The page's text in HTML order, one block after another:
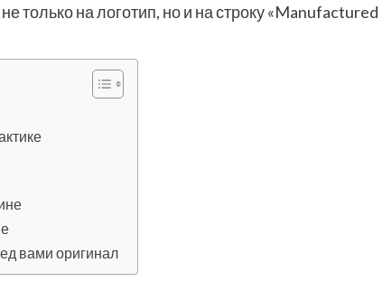
только на логотип, но и на строку «Manufactured
вами оригинал